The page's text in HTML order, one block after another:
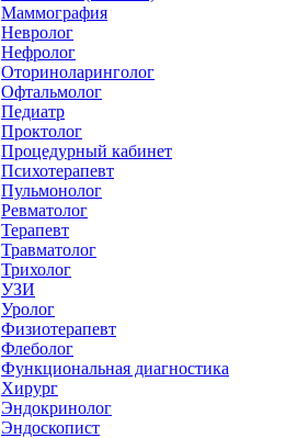
Маммография
Невролог
Нефролог
Оториноларинголог
Офтальмолог
Педиатр
Проктолог
Процедурный кабинет
Психотерапевт
Пульмонолог
Ревматолог
Терапевт
Травматолог
Трихолог
УЗИ
Уролог
Физиотерапевт
Флеболог
Функциональная диагностика
Хирург
Эндокринолог
Эндоскопист